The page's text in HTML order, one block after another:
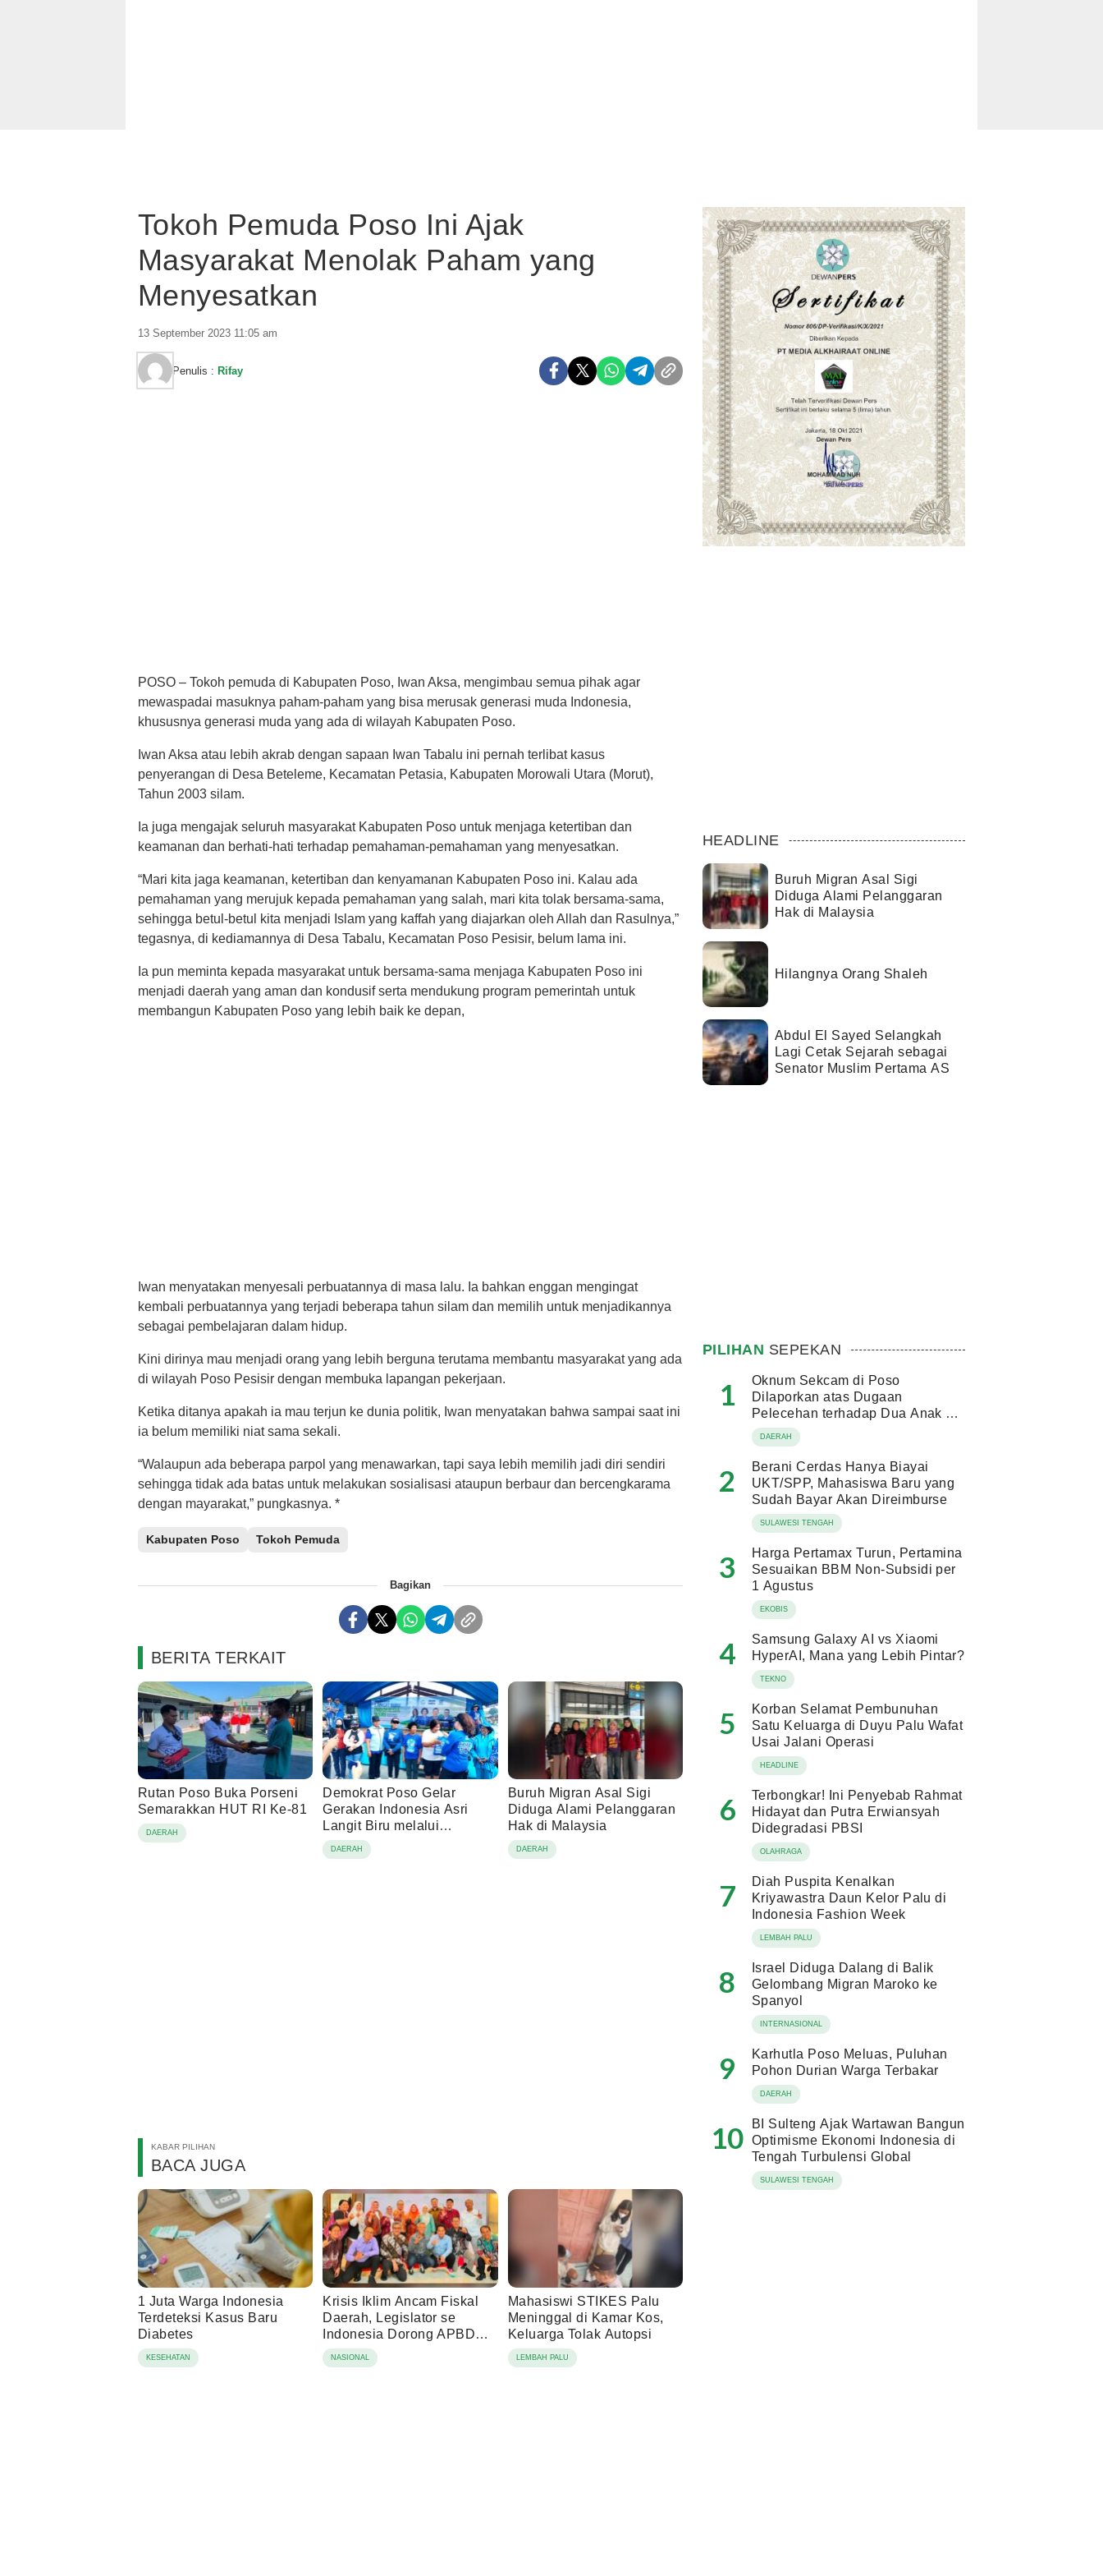
Tokoh Pemuda Poso Ini Ajak
Masyarakat Menolak Paham yang
Menyesatkan
13 September 2023 11:05 am
Penulis : Rifay
POSO – Tokoh pemuda di Kabupaten Poso, Iwan Aksa, mengimbau semua pihak agar
mewaspadai masuknya paham-paham yang bisa merusak generasi muda Indonesia,
khususnya generasi muda yang ada di wilayah Kabupaten Poso.
Iwan Aksa atau lebih akrab dengan sapaan Iwan Tabalu ini pernah terlibat kasus
penyerangan di Desa Beteleme, Kecamatan Petasia, Kabupaten Morowali Utara (Morut),
Tahun 2003 silam.
Ia juga mengajak seluruh masyarakat Kabupaten Poso untuk menjaga ketertiban dan
keamanan dan berhati-hati terhadap pemahaman-pemahaman yang menyesatkan.
“Mari kita jaga keamanan, ketertiban dan kenyamanan Kabupaten Poso ini. Kalau ada
pemahaman yang merujuk kepada pemahaman yang salah, mari kita tolak bersama-sama,
sehingga betul-betul kita menjadi Islam yang kaffah yang diajarkan oleh Allah dan Rasulnya,”
tegasnya, di kediamannya di Desa Tabalu, Kecamatan Poso Pesisir, belum lama ini.
Ia pun meminta kepada masyarakat untuk bersama-sama menjaga Kabupaten Poso ini
menjadi daerah yang aman dan kondusif serta mendukung program pemerintah untuk
membangun Kabupaten Poso yang lebih baik ke depan,
Iwan menyatakan menyesali perbuatannya di masa lalu. Ia bahkan enggan mengingat
kembali perbuatannya yang terjadi beberapa tahun silam dan memilih untuk menjadikannya
sebagai pembelajaran dalam hidup.
Kini dirinya mau menjadi orang yang lebih berguna terutama membantu masyarakat yang ada
di wilayah Poso Pesisir dengan membuka lapangan pekerjaan.
Ketika ditanya apakah ia mau terjun ke dunia politik, Iwan menyatakan bahwa sampai saat ini
ia belum memiliki niat sama sekali.
“Walaupun ada beberapa parpol yang menawarkan, tapi saya lebih memilih jadi diri sendiri
sehingga tidak ada batas untuk melakukan sosialisasi ataupun berbaur dan bercengkarama
dengan mayarakat,” pungkasnya. *
Kabupaten Poso Tokoh Pemuda
Bagikan
BERITA TERKAIT
Rutan Poso Buka Porseni
Semarakkan HUT RI Ke-81
DAERAH
Demokrat Poso Gelar
Gerakan Indonesia Asri
Langit Biru melalui
Pembagian Sembako
DAERAH
Buruh Migran Asal Sigi
Diduga Alami Pelanggaran
Hak di Malaysia
DAERAH
KABAR PILIHAN
BACA JUGA
1 Juta Warga Indonesia
Terdeteksi Kasus Baru
Diabetes
KESEHATAN
Krisis Iklim Ancam Fiskal
Daerah, Legislator se
Indonesia Dorong APBD
Berbasis Ketahanan
Lingkungan
NASIONAL
Mahasiswi STIKES Palu
Meninggal di Kamar Kos,
Keluarga Tolak Autopsi
LEMBAH PALU
HEADLINE
Buruh Migran Asal Sigi
Diduga Alami Pelanggaran
Hak di Malaysia
Hilangnya Orang Shaleh
Abdul El Sayed Selangkah
Lagi Cetak Sejarah sebagai
Senator Muslim Pertama AS
PILIHAN SEPEKAN
1
Oknum Sekcam di Poso
Dilaporkan atas Dugaan
Pelecehan terhadap Dua Anak di
Bawah Umur
DAERAH
2
Berani Cerdas Hanya Biayai
UKT/SPP, Mahasiswa Baru yang
Sudah Bayar Akan Direimburse
SULAWESI TENGAH
3
Harga Pertamax Turun, Pertamina
Sesuaikan BBM Non-Subsidi per
1 Agustus
EKOBIS
4
Samsung Galaxy AI vs Xiaomi
HyperAI, Mana yang Lebih Pintar?
TEKNO
5
Korban Selamat Pembunuhan
Satu Keluarga di Duyu Palu Wafat
Usai Jalani Operasi
HEADLINE
6
Terbongkar! Ini Penyebab Rahmat
Hidayat dan Putra Erwiansyah
Didegradasi PBSI
OLAHRAGA
7
Diah Puspita Kenalkan
Kriyawastra Daun Kelor Palu di
Indonesia Fashion Week
LEMBAH PALU
8
Israel Diduga Dalang di Balik
Gelombang Migran Maroko ke
Spanyol
INTERNASIONAL
9
Karhutla Poso Meluas, Puluhan
Pohon Durian Warga Terbakar
DAERAH
10
BI Sulteng Ajak Wartawan Bangun
Optimisme Ekonomi Indonesia di
Tengah Turbulensi Global
SULAWESI TENGAH